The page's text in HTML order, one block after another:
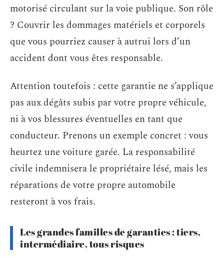
motorisé circulant sur la voie publique. Son rôle
? Couvrir les dommages matériels et corporels
que vous pourriez causer à autrui lors d’un
accident dont vous êtes responsable.
Attention toutefois : cette garantie ne s’applique
pas aux dégâts subis par votre propre véhicule,
ni à vos blessures éventuelles en tant que
conducteur. Prenons un exemple concret : vous
heurtez une voiture garée. La responsabilité
civile indemnisera le propriétaire lésé, mais les
réparations de votre propre automobile
resteront à vos frais.
Les grandes familles de garanties : tiers,
intermédiaire, tous risques